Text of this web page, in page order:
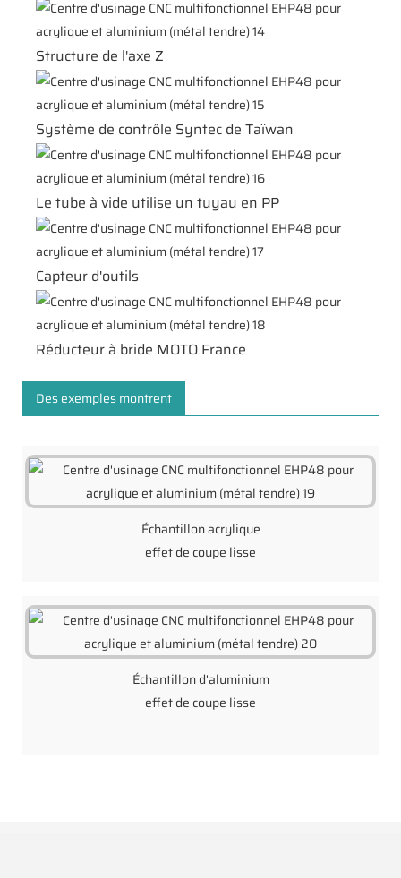
Structure de l'axe Z
Système de contrôle Syntec de Taïwan
Le tube à vide utilise un tuyau en PP
Capteur d'outils
Réducteur à bride MOTO France
Des exemples montrent
Échantillon acrylique
effet de coupe lisse
Échantillon d'aluminium
effet de coupe lisse